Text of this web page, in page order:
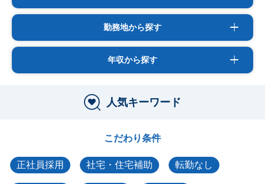
勤務地から探す
年収から探す
人気キーワード
こだわり条件
正社員採用 社宅・住宅補助 転勤なし